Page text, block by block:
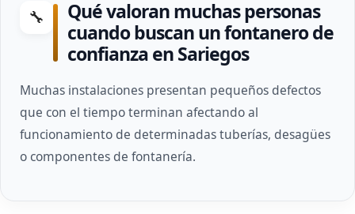
🔧
Qué valoran muchas personas
cuando buscan un fontanero de
confianza en Sariegos
Muchas instalaciones presentan pequeños defectos
que con el tiempo terminan afectando al
funcionamiento de determinadas tuberías, desagües
o componentes de fontanería.